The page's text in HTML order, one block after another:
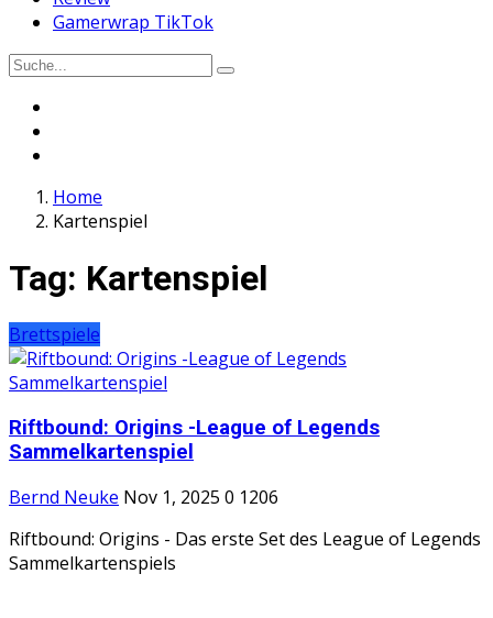
Gamerwrap TikTok
Home
Kartenspiel
Tag: Kartenspiel
Brettspiele
Riftbound: Origins -League of Legends
Sammelkartenspiel
Bernd Neuke Nov 1, 2025 0 1206
Riftbound: Origins - Das erste Set des League of Legends
Sammelkartenspiels